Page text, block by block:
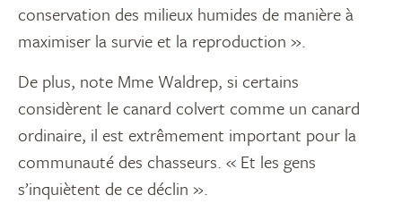
conservation des milieux humides de manière à
maximiser la survie et la reproduction ».
De plus, note Mme Waldrep, si certains
considèrent le canard colvert comme un canard
ordinaire, il est extrêmement important pour la
communauté des chasseurs. « Et les gens
s’inquiètent de ce déclin ».